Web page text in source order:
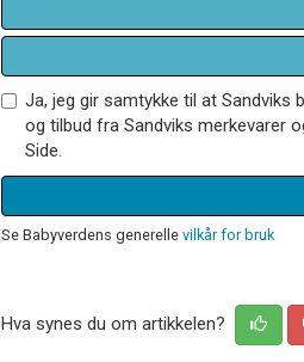
Ja, jeg gir samtykke til at Sandviks
og tilbud fra Sandviks merkevarer
Side.
Se Babyverdens generelle vilkår for bruk
Hva synes du om artikkelen?